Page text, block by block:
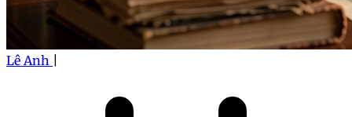
Lê Anh